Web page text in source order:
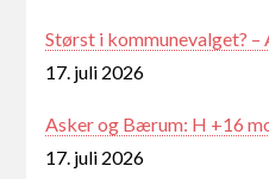
Størst i kommunevalget? –
17. juli 2026
Asker og Bærum: H +16
17. juli 2026